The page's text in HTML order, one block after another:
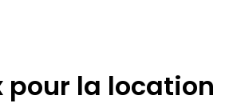
pour la location